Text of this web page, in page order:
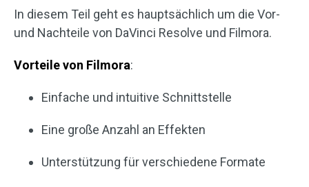
In diesem Teil geht es hauptsächlich um die Vor-
und Nachteile von DaVinci Resolve und Filmora.
Vorteile von Filmora:
Einfache und intuitive Schnittstelle
Eine große Anzahl an Effekten
Unterstützung für verschiedene Formate